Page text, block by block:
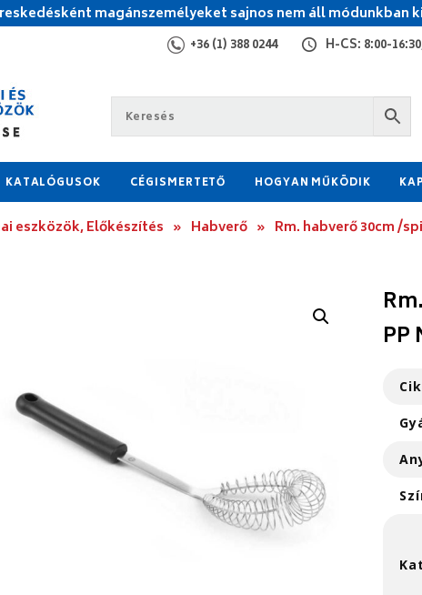
magánszemélyeket sajnos nem áll módunkban
+36 (1) 388 0244 H-CS: 8:00-
KATALÓGUSOK CÉGISMERTETŐ HOGYAN MŰKÖDIK
eszközök, Előkészítés » Habverő » Rm. habverő 30cm /
PP